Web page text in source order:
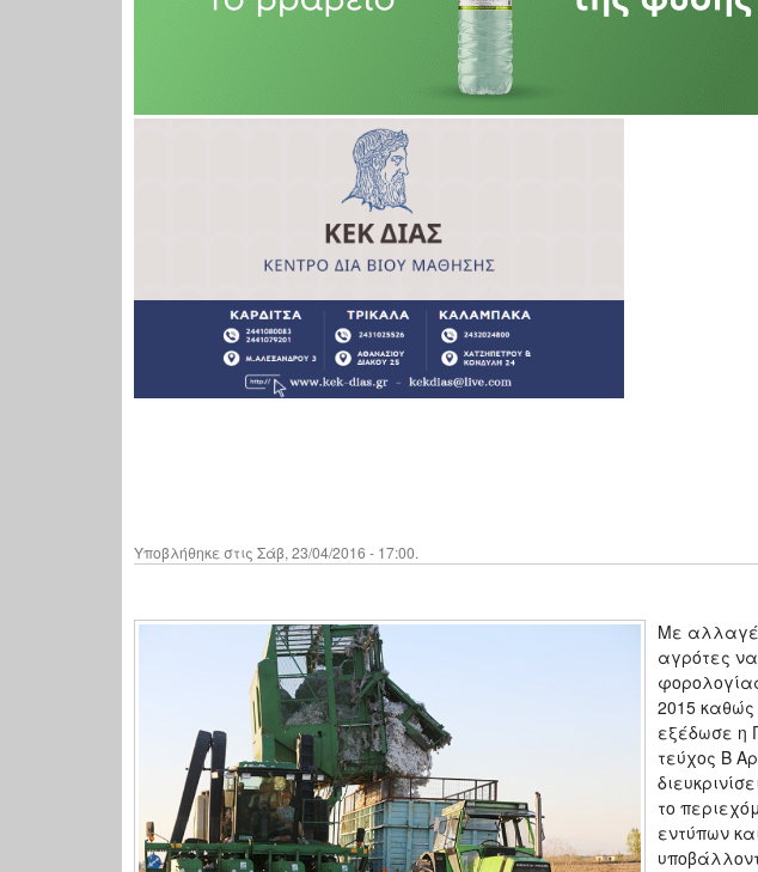
Υποβλήθηκε στις Σάβ, 23/04/2016 - 17:00.
Με
αγρότες
2015
εξέδωσε η
τεύχος Β
το
εντύπων